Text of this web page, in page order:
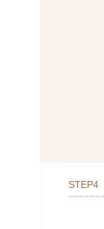
STEP4